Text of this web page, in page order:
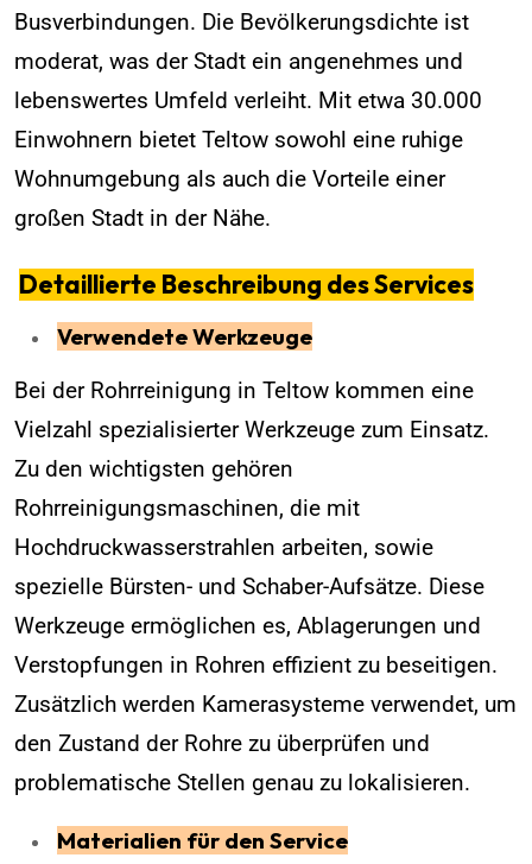
Busverbindungen. Die Bevölkerungsdichte ist
moderat, was der Stadt ein angenehmes und
lebenswertes Umfeld verleiht. Mit etwa 30.000
Einwohnern bietet Teltow sowohl eine ruhige
Wohnumgebung als auch die Vorteile einer
großen Stadt in der Nähe.
Detaillierte Beschreibung des Services
Verwendete Werkzeuge
Bei der Rohrreinigung in Teltow kommen eine
Vielzahl spezialisierter Werkzeuge zum Einsatz.
Zu den wichtigsten gehören
Rohrreinigungsmaschinen, die mit
Hochdruckwasserstrahlen arbeiten, sowie
spezielle Bürsten- und Schaber-Aufsätze. Diese
Werkzeuge ermöglichen es, Ablagerungen und
Verstopfungen in Rohren effizient zu beseitigen.
Zusätzlich werden Kamerasysteme verwendet, um
den Zustand der Rohre zu überprüfen und
problematische Stellen genau zu lokalisieren.
Materialien für den Service